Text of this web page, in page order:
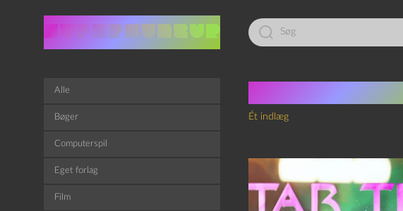
Led
efter:
Ét indlæg
Alle
Bøger
Computerspil
Eget forlag
Film